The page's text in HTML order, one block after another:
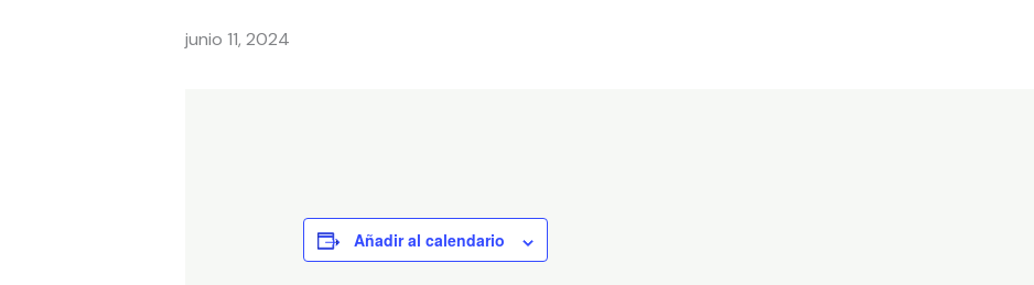
junio 11, 2024
Añadir al calendario